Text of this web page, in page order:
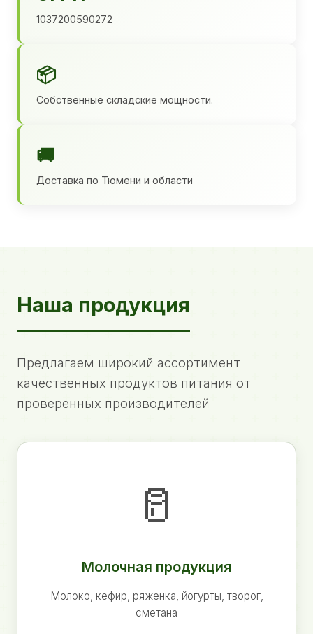
1037200590272
📦
Собственные складские мощности.
🚚
Доставка по Тюмени и области
Наша продукция
Предлагаем широкий ассортимент
качественных продуктов питания от
проверенных производителей
🥛
Молочная продукция
Молоко, кефир, ряженка, йогурты, творог,
сметана